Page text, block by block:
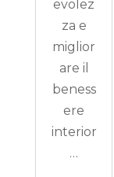
evolez
za e
miglior
are il
beness
ere
interior
…